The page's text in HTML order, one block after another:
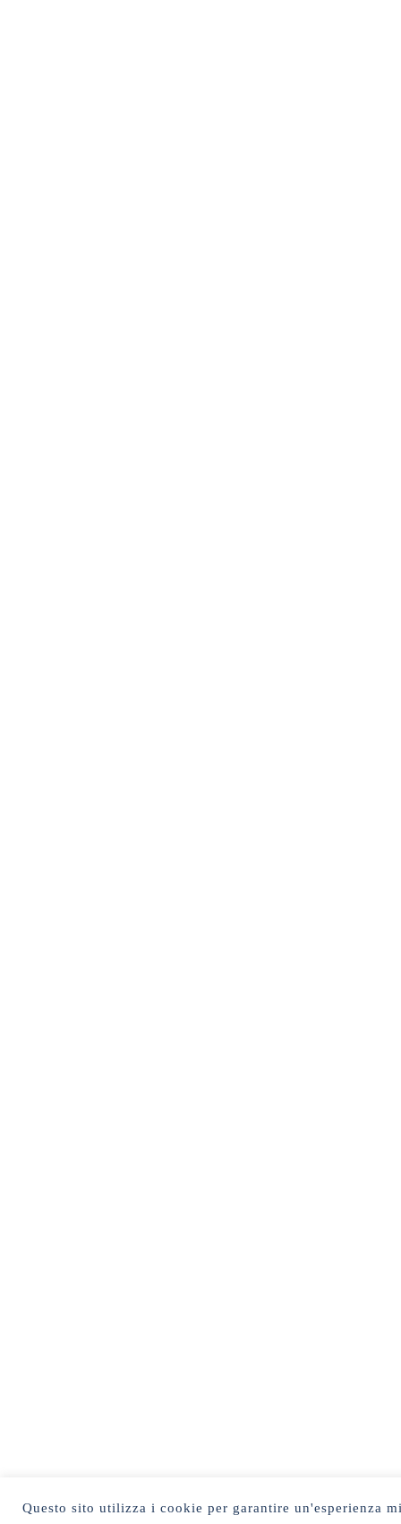
Questo sito utilizza i cookie per garantire un'esperienza